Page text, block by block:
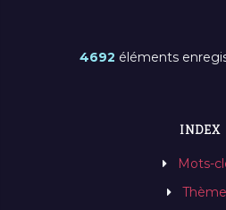
4692 éléments
INDEX
Mots-